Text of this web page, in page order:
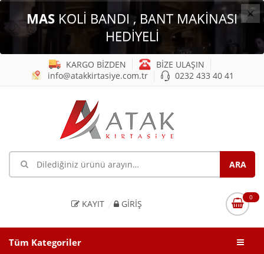
×
MAS KOLİ BANDI , BANT MAKİNASI
HEDİYELİ
KARGO BİZDEN
BİZE ULAŞIN
info@atakkirtasiye.com.tr
0232 433 40 41
KAYIT GIRIŞ
0
Tüm Kategoriler